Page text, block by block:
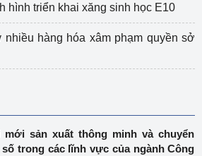
hình triển khai xăng sinh học E10
nhiều hàng hóa xâm phạm quyền sở
mới sản xuất thông minh và chuyển
trong các lĩnh vực của ngành Công